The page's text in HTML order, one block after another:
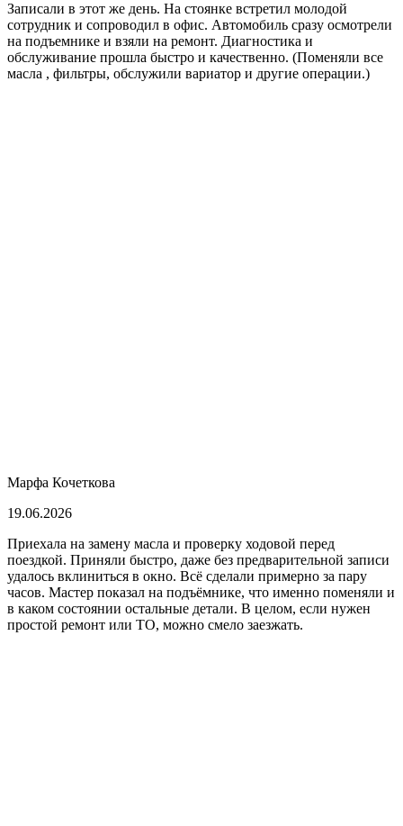
Записали в этот же день. На стоянке встретил молодой
сотрудник и сопроводил в офис. Автомобиль сразу осмотрели
на подъемнике и взяли на ремонт. Диагностика и
обслуживание прошла быстро и качественно. (Поменяли все
масла , фильтры, обслужили вариатор и другие операции.)
Марфа Кочеткова
19.06.2026
Приехала на замену масла и проверку ходовой перед
поездкой. Приняли быстро, даже без предварительной записи
удалось вклиниться в окно. Всё сделали примерно за пару
часов. Мастер показал на подъёмнике, что именно поменяли и
в каком состоянии остальные детали. В целом, если нужен
простой ремонт или ТО, можно смело заезжать.